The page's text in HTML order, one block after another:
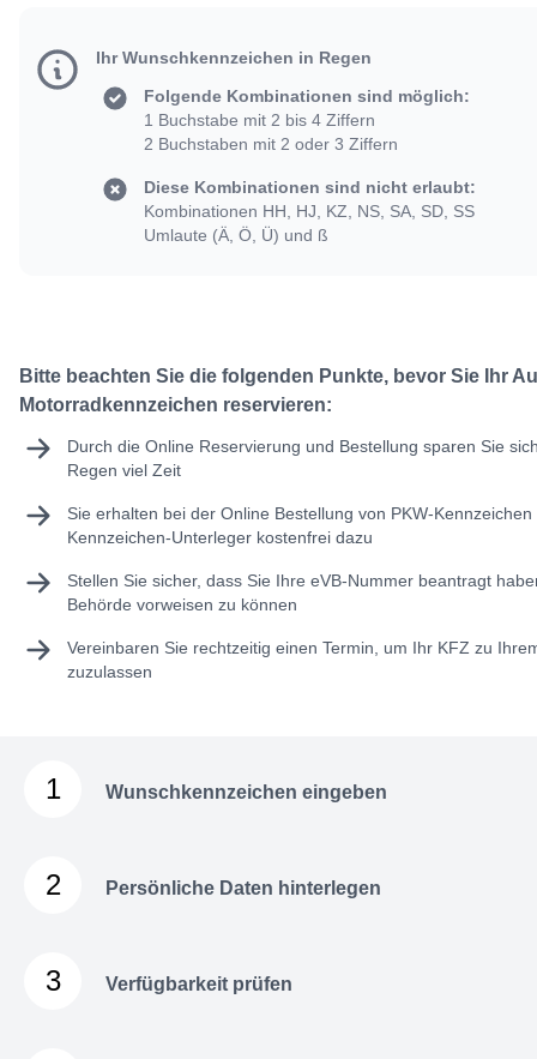
Ihr Wunschkennzeichen in Regen
Folgende Kombinationen sind möglich:
1 Buchstabe mit 2 bis 4 Ziffern
2 Buchstaben mit 2 oder 3 Ziffern
Diese Kombinationen sind nicht erlaubt:
Kombinationen HH, HJ, KZ, NS, SA, SD, SS
Umlaute (Ä, Ö, Ü) und ß
Bitte beachten Sie die folgenden Punkte, bevor Sie Ihr
Motorradkennzeichen reservieren:
Durch die Online Reservierung und Bestellung sparen Sie
Regen viel Zeit
Sie erhalten bei der Online Bestellung von PKW-
Kennzeichen-Unterleger kostenfrei dazu
Stellen Sie sicher, dass Sie Ihre eVB-Nummer beantragt
Behörde vorweisen zu können
Vereinbaren Sie rechtzeitig einen Termin, um Ihr KFZ zu
zuzulassen
1 Wunschkennzeichen eingeben
2 Persönliche Daten hinterlegen
3 Verfügbarkeit prüfen